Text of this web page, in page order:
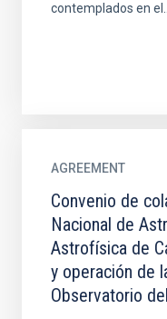
contemplados en el...
AGREEMENT
Convenio de
Nacional de
Astrofísica de
y operación de
Observatorio